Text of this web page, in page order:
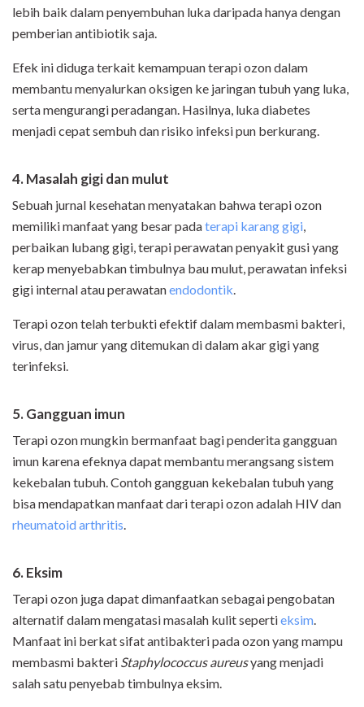
lebih baik dalam penyembuhan luka daripada hanya dengan
pemberian antibiotik saja.
Efek ini diduga terkait kemampuan terapi ozon dalam
membantu menyalurkan oksigen ke jaringan tubuh yang luka,
serta mengurangi peradangan. Hasilnya, luka diabetes
menjadi cepat sembuh dan risiko infeksi pun berkurang.
4. Masalah gigi dan mulut
Sebuah jurnal kesehatan menyatakan bahwa terapi ozon
memiliki manfaat yang besar padaterapi karang gigi,
perbaikan lubang gigi, terapi perawatan penyakit gusi yang
kerap menyebabkan timbulnya bau mulut, perawatan infeksi
gigi internal atau perawatanendodontik.
Terapi ozon telah terbukti efektif dalam membasmi bakteri,
virus, dan jamur yang ditemukan di dalam akar gigi yang
terinfeksi.
5. Gangguan imun
Terapi ozon mungkin bermanfaat bagi penderita gangguan
imun karena efeknya dapat membantu merangsang sistem
kekebalan tubuh. Contoh gangguan kekebalan tubuh yang
bisa mendapatkan manfaat dari terapi ozon adalah HIV dan
rheumatoid arthritis.
6. Eksim
Terapi ozon juga dapat dimanfaatkan sebagai pengobatan
alternatif dalam mengatasi masalah kulit sepertieksim.
Manfaat ini berkat sifat antibakteri pada ozon yang mampu
membasmi bakteri Staphylococcus aureusyang menjadi
salah satu penyebab timbulnya eksim.